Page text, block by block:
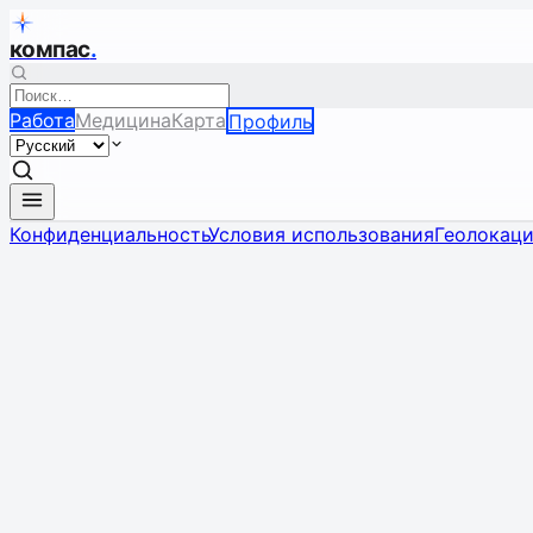
компас.
РаботаМедицинаКарта Профиль
КонфиденциальностьУсловия использования